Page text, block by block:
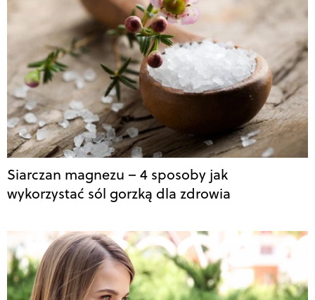
Siarczan magnezu – 4 sposoby jak
wykorzystać sól gorzką dla zdrowia